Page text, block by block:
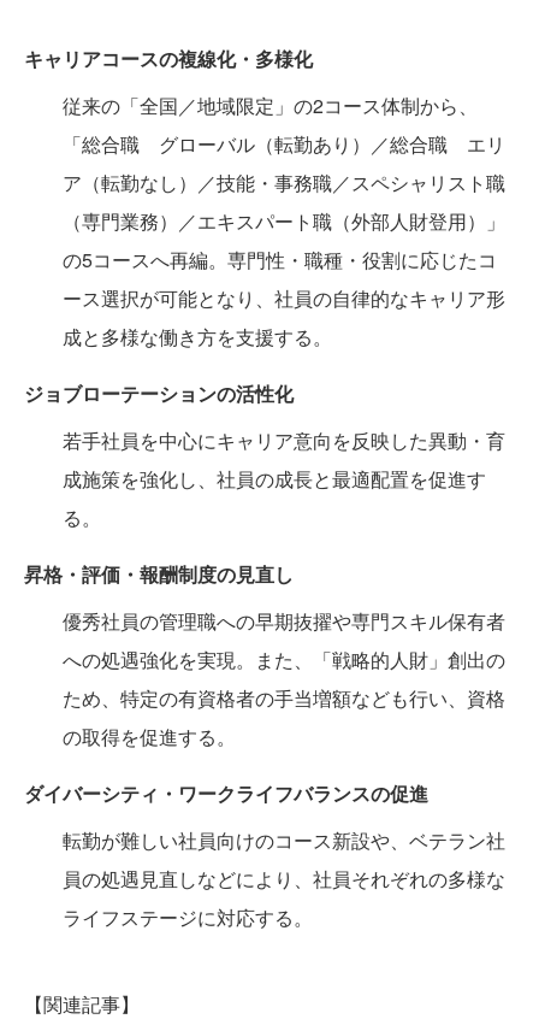
キャリアコースの複線化・多様化
従来の「全国／地域限定」の2コース体制から、
「総合職 グローバル（転勤あり）／総合職 エリ
ア（転勤なし）／技能・事務職／スペシャリスト職
（専門業務）／エキスパート職（外部人財登用）」
の5コースへ再編。専門性・職種・役割に応じたコ
ース選択が可能となり、社員の自律的なキャリア形
成と多様な働き方を支援する。
ジョブローテーションの活性化
若手社員を中心にキャリア意向を反映した異動・育
成施策を強化し、社員の成長と最適配置を促進す
る。
昇格・評価・報酬制度の見直し
優秀社員の管理職への早期抜擢や専門スキル保有者
への処遇強化を実現。また、「戦略的人財」創出の
ため、特定の有資格者の手当増額なども行い、資格
の取得を促進する。
ダイバーシティ・ワークライフバランスの促進
転勤が難しい社員向けのコース新設や、ベテラン社
員の処遇見直しなどにより、社員それぞれの多様な
ライフステージに対応する。
【関連記事】